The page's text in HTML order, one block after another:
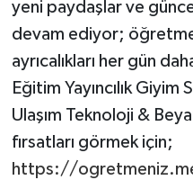
yeni paydaşlar ve
devam ediyor;
ayrıcalıkları her gün
Eğitim Yayıncılık
Ulaşım Teknoloji &
fırsatları görmek için;
https://